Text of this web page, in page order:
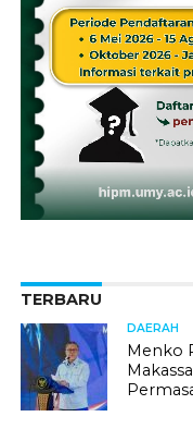
TERBARU
DAERAH
Menko